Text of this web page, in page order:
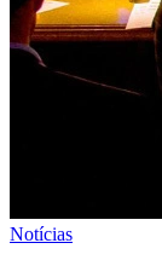
Notícias